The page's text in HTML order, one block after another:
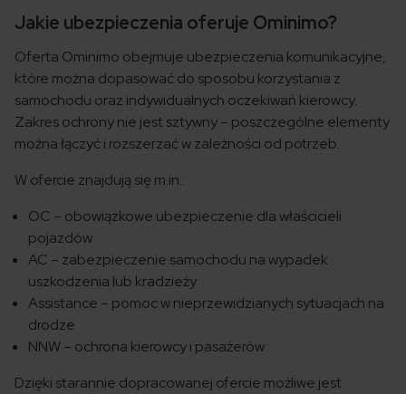
Jakie ubezpieczenia oferuje Ominimo?
Oferta Ominimo obejmuje ubezpieczenia komunikacyjne,
które można dopasować do sposobu korzystania z
samochodu oraz indywidualnych oczekiwań kierowcy.
Zakres ochrony nie jest sztywny – poszczególne elementy
można łączyć i rozszerzać w zależności od potrzeb.
W ofercie znajdują się m.in.:
OC – obowiązkowe ubezpieczenie dla właścicieli
pojazdów
AC – zabezpieczenie samochodu na wypadek
uszkodzenia lub kradzieży
Assistance – pomoc w nieprzewidzianych sytuacjach na
drodze
NNW – ochrona kierowcy i pasażerów
Dzięki starannie dopracowanej ofercie możliwe jest